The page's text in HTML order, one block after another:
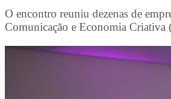
O encontro reuniu dezenas de
Comunicação e Economia Criativa